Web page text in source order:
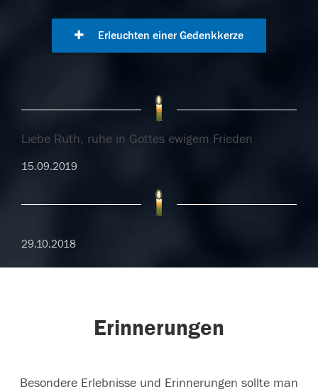
Erleuchten einer Gedenkkerze
Liebe Ruth, ruhe in Gottes ewigem Frieden
15.09.2019
29.10.2018
Erinnerungen
Besondere Erlebnisse und Erinnerungen sollte man